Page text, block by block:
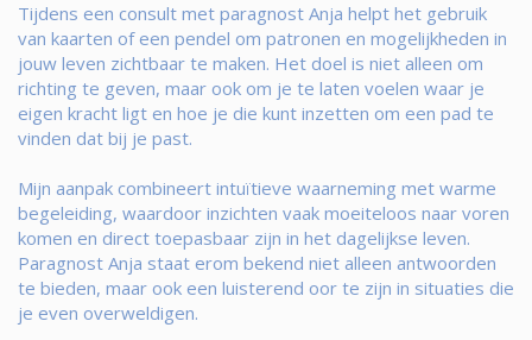
Tijdens een consult met paragnost Anja helpt het gebruik
van kaarten of een pendel om patronen en mogelijkheden in
jouw leven zichtbaar te maken. Het doel is niet alleen om
richting te geven, maar ook om je te laten voelen waar je
eigen kracht ligt en hoe je die kunt inzetten om een pad te
vinden dat bij je past.
Mijn aanpak combineert intuïtieve waarneming met warme
begeleiding, waardoor inzichten vaak moeiteloos naar voren
komen en direct toepasbaar zijn in het dagelijkse leven.
Paragnost Anja staat erom bekend niet alleen antwoorden
te bieden, maar ook een luisterend oor te zijn in situaties die
je even overweldigen.